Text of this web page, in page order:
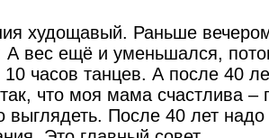
худощавый. Раньше
А вес ещё и уменьшался,
часов танцев. А после 40
что моя мама счастлива –
выглядеть. После 40 лет